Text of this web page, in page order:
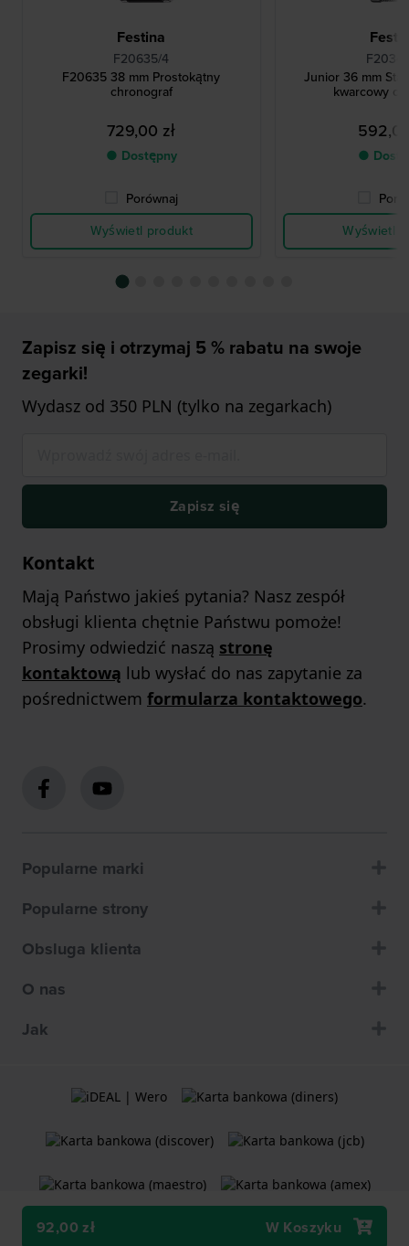
92,00 zł W Koszyku
Festina
F20635/4
F20635 38 mm Prostokątny
chronograf
729,00 zł
● Dostępny
Porównaj
Wyświetl produkt
Junior 36 mm
kwarcowy
●
Wyświetl
Zapisz się i otrzymaj 5 % rabatu na swoje
zegarki!
Wydasz od 350 PLN (tylko na zegarkach)
Zapisz się
Kontakt
Mają Państwo jakieś pytania? Nasz zespół
obsługi klienta chętnie Państwu pomoże!
Prosimy odwiedzić naszą stronę
kontaktową lub wysłać do nas zapytanie za
pośrednictwem formularza kontaktowego.
Popularne marki
Popularne strony
Obsluga klienta
O nas
Jak